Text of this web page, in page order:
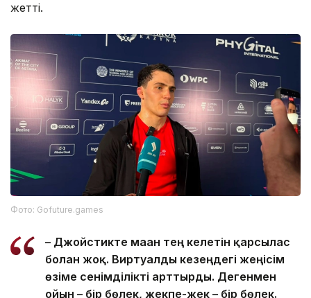
жетті.
Фото: Gofuture.games
– Джойстикте маған тең келетін қарсылас
болған жоқ. Виртуалды кезеңдегі жеңісім
өзіме сенімділікті арттырды. Дегенмен
ойын – бір бөлек, жекпе-жек – бір бөлек.